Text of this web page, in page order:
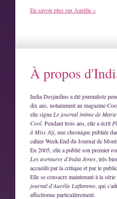
En savoir plus sur Aurélie »
À propos
India Desjardins a été journaliste
dix ans, notamment au magazine
elle signe Le journal intime de
Cool. Pendant trois ans, elle a écrit
à Miss Jiji, une chronique publiée
cahier Week-End du Journal de
En 2005, elle a publié son premier
Les aventures d'India Jones, très
accueilli par la critique et par le
Elle se consacre maintenant à la série
journal d'Aurélie Laflamme, qui
affectionne particulièrement.